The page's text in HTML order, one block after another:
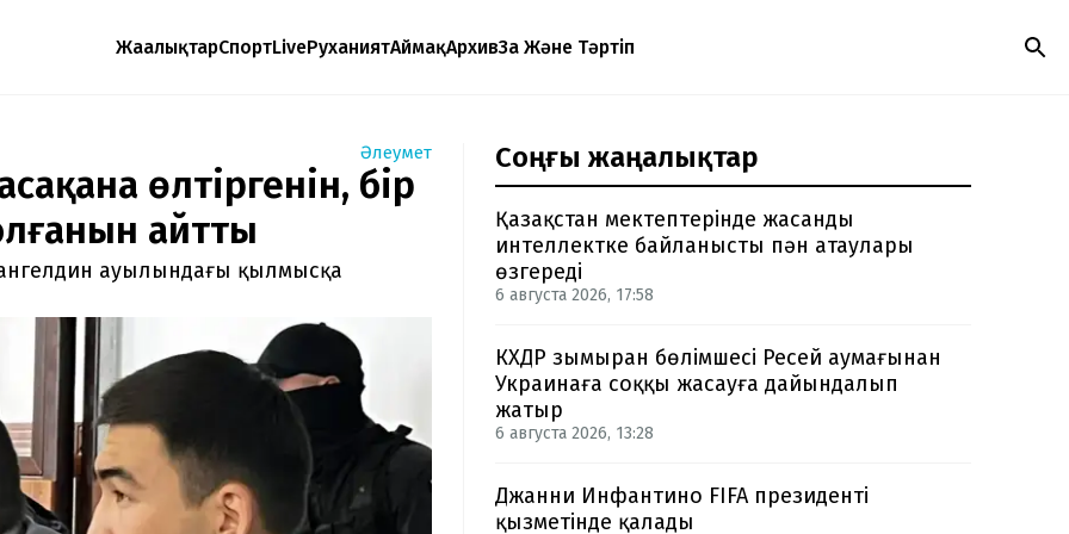
ЖаңалықтарСпортLiveРуханиятАймақАрхивЗаң Және Тәртіп
Әлеумет
өлтіргенін, бір
айтты
ауылындағы қылмысқа
Соңғы жаңалықтар
Қазақстан мектептерінде жасанды
интеллектке байланысты пән атаулары
өзгереді
6 августа 2026, 17:58
КХДР зымыран бөлімшесі Ресей аумағынан
Украинаға соққы жасауға дайындалып
жатыр
6 августа 2026, 13:28
Джанни Инфантино FIFA президенті
қызметінде қалады